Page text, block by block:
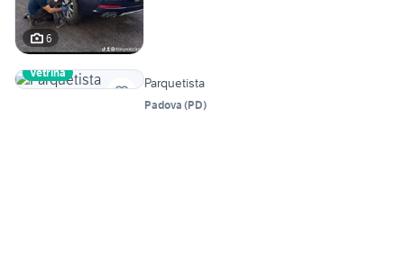
6
Vetrina
Parquetista
Padova (PD)